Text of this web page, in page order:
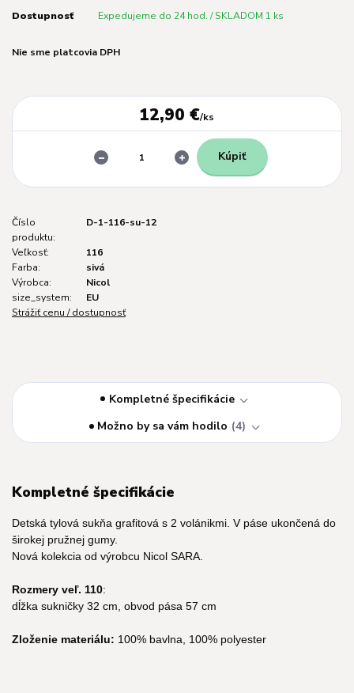
Dostupnosť Expedujeme do 24 hod. / SKLADOM 1 ks
Nie sme platcovia DPH
12,90 €/ks
Kúpiť
Číslo
produktu:
D-1-116-su-12
Veľkosť:
116
Farba:
sivá
Výrobca:
Nicol
size_system:
EU
Strážiť cenu / dostupnosť
Kompletné špecifikácie
Možno by sa vám hodilo 4
Kompletné špecifikácie
Detská tylová sukňa grafitová s 2 volánikmi. V páse ukončená do
širokej pružnej gumy.
Nová kolekcia od výrobcu Nicol SARA.
Rozmery veľ. 110:
dĺžka sukničky 32 cm, obvod pása 57 cm
Zloženie materiálu: 100% bavlna, 100% polyester